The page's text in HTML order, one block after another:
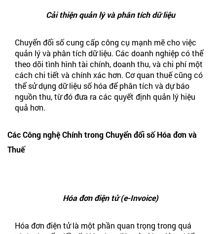
Cải thiện quản lý và phân tích dữ liệu
Chuyển đổi số cung cấp công cụ mạnh mẽ cho việc
quản lý và phân tích dữ liệu. Các doanh nghiệp có thể
theo dõi tình hình tài chính, doanh thu, và chi phí một
cách chi tiết và chính xác hơn. Cơ quan thuế cũng có
thể sử dụng dữ liệu số hóa để phân tích và dự báo
nguồn thu, từ đó đưa ra các quyết định quản lý hiệu
quả hơn.
Các Công nghệ Chính trong Chuyển đổi số Hóa đơn và
Thuế
Hóa đơn điện tử (e-Invoice)
Hóa đơn điện tử là một phần quan trọng trong quá